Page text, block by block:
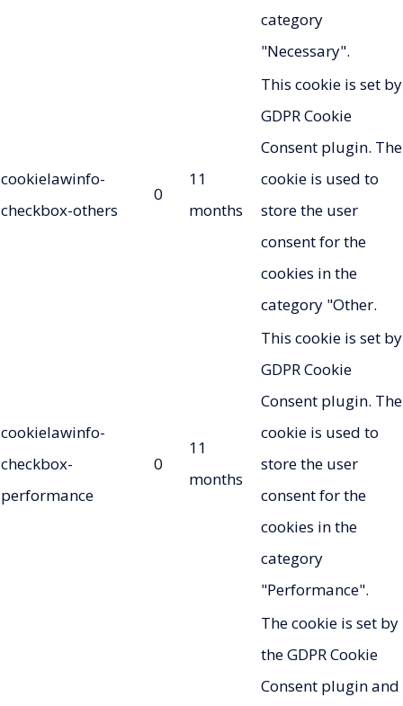
category
"Necessary".
cookielawinfo-
checkbox-others
0
11
months
This cookie is set by
GDPR Cookie
Consent plugin. The
cookie is used to
store the user
consent for the
cookies in the
category "Other.
cookielawinfo-
checkbox-
performance
0
11
months
This cookie is set by
GDPR Cookie
Consent plugin. The
cookie is used to
store the user
consent for the
cookies in the
category
"Performance".
The cookie is set by
the GDPR Cookie
Consent plugin and